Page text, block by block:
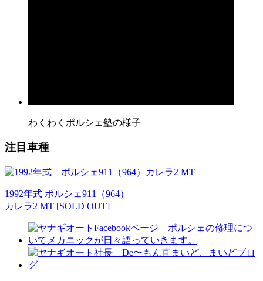
わくわくポルシェ塾の様子
注目車種
1992年式 ポルシェ911（964）
カレラ2 MT [SOLD OUT]